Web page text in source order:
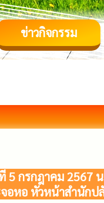
ข่าวกิจกรรม
5 กรกฎาคม 2567
อหอ หัวหน้าสำนักป